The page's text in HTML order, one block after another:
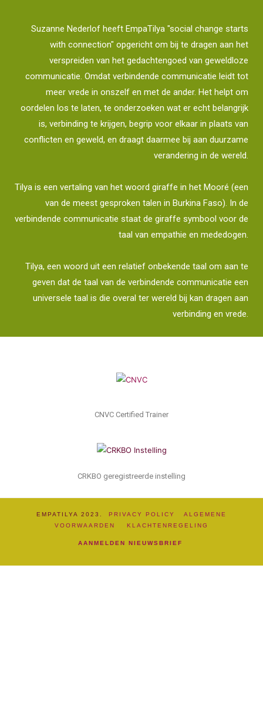
Suzanne Nederlof heeft EmpaTilya "social change starts
with connection" opgericht om bij te dragen aan het
verspreiden van het gedachtengoed van geweldloze
communicatie. Omdat verbindende communicatie leidt tot
meer vrede in onszelf en met de ander. Het helpt om
oordelen los te laten, te onderzoeken wat er echt belangrijk
is, verbinding te krijgen, begrip voor elkaar in plaats van
conflicten en geweld, en draagt daarmee bij aan duurzame
verandering in de wereld.
Tilya is een vertaling van het woord giraffe in het Mooré (een
van de meest gesproken talen in Burkina Faso). In de
verbindende communicatie staat de giraffe symbool voor de
taal van empathie en mededogen.
Tilya, een woord uit een relatief onbekende taal om aan te
geven dat de taal van de verbindende communicatie een
universele taal is die overal ter wereld bij kan dragen aan
verbinding en vrede.
CNVC Certified Trainer
CRKBO geregistreerde instelling
EMPATILYA 2023. PRIVACY POLICY
ALGEMENE
VOORWAARDEN KLACHTENREGELING
AANMELDEN NIEUWSBRIEF